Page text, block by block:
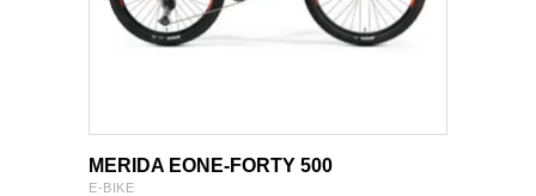
VIEW PRODUCT
VIEW PRODUCT
MERIDA EONE-FORTY 500
E-BIKE